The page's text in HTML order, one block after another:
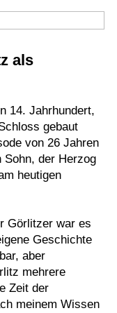
als
14. Jahrhundert,
gebaut
von 26 Jahren
der Herzog
heutigen
Görlitzer war es
Geschichte
aber
mehrere
Zeit der
meinem Wissen